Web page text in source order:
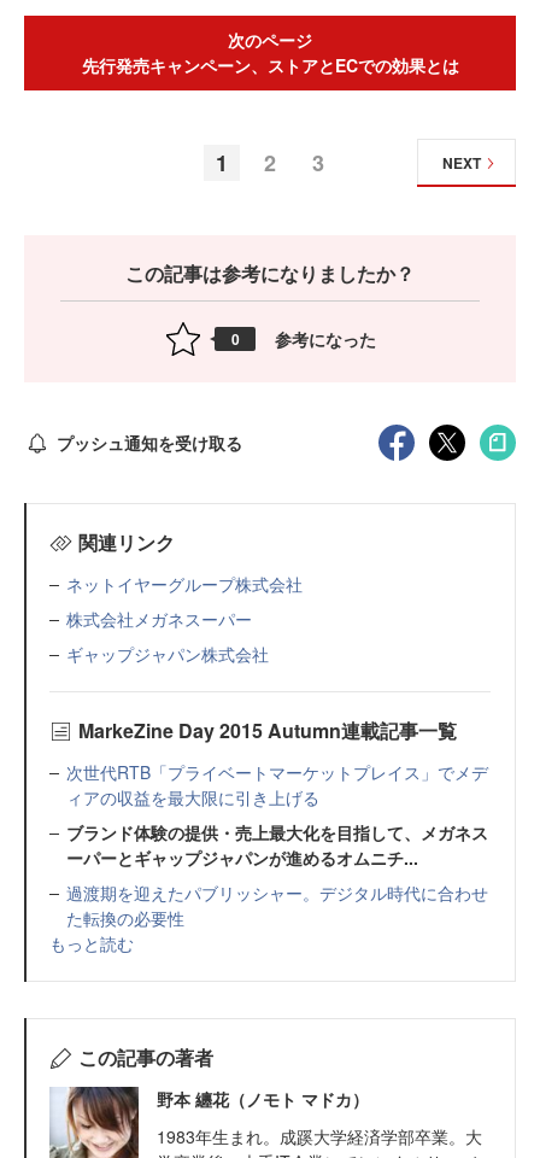
次のページ
先行発売キャンペーン、ストアとECでの効果とは
1 2 3 NEXT
この記事は参考になりましたか？
0 参考になった
プッシュ通知を受け取る
関連リンク
ネットイヤーグループ株式会社
株式会社メガネスーパー
ギャップジャパン株式会社
MarkeZine Day 2015 Autumn連載記事一覧
次世代RTB「プライベートマーケットプレイス」でメデ
ィアの収益を最大限に引き上げる
ブランド体験の提供・売上最大化を目指して、メガネス
ーパーとギャップジャパンが進めるオムニチ...
過渡期を迎えたパブリッシャー。デジタル時代に合わせ
た転換の必要性
もっと読む
この記事の著者
野本 纏花（ノモト マドカ）
1983年生まれ。成蹊大学経済学部卒業。大